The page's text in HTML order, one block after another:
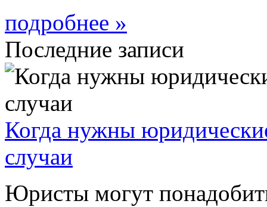
подробнее »
Последние записи
Когда нужны
случаи
Юристы могут